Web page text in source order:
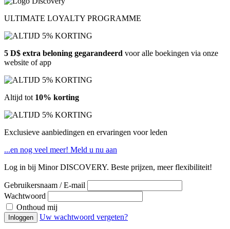
ULTIMATE LOYALTY PROGRAMME
5 D$ extra beloning gegarandeerd voor alle boekingen via onze
website of app
Altijd tot 10% korting
Exclusieve aanbiedingen en ervaringen voor leden
...en nog veel meer! Meld u nu aan
Log in bij Minor DISCOVERY. Beste prijzen, meer flexibiliteit!
Gebruikersnaam / E-mail
Wachtwoord
Onthoud mij
Inloggen Uw wachtwoord vergeten?